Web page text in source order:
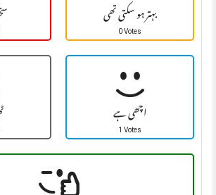
بہتر ہو سکتی تھی
0 Votes
اچھی ہے
1 Votes